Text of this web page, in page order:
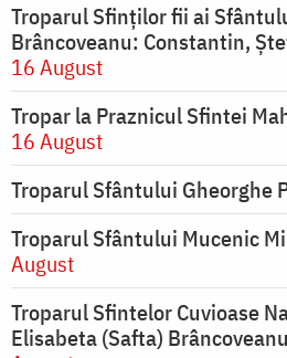
Troparul Sfinților fii ai
Brâncoveanu: Constantin,
16 August
Tropar la Praznicul Sfintei
16 August
Troparul Sfântului Gheorghe
Troparul Sfântului Mucenic
August
Troparul Sfintelor Cuvioase
Elisabeta (Safta)